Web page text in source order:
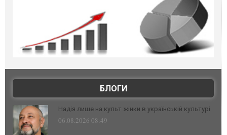
БЛОГИ
Надія лише на культ жінки в українській культурі
06.08.2026 08:49